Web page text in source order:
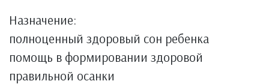
Назначение:
полноценный здоровый сон ребенка
помощь в формировании здоровой
правильной осанки